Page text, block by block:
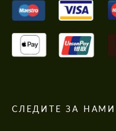
СЛЕДИТЕ ЗА НАМИ